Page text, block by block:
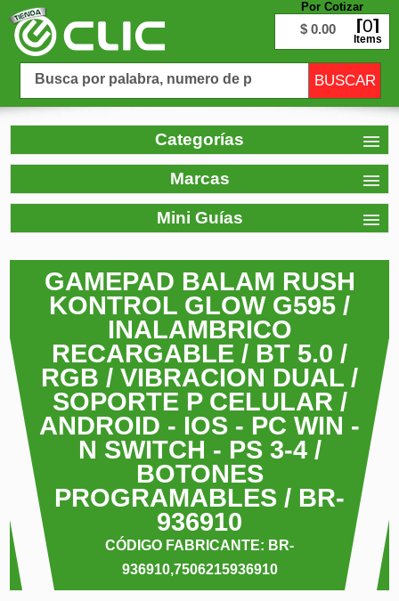
Por Cotizar
$ 0.00 0
Items
Categorías
Marcas
Mini Guías
GAMEPAD BALAM RUSH
KONTROL GLOW G595 /
INALAMBRICO
RECARGABLE / BT 5.0 /
RGB / VIBRACION DUAL /
SOPORTE P CELULAR /
ANDROID - IOS - PC WIN -
N SWITCH - PS 3-4 /
BOTONES
PROGRAMABLES / BR-
936910
CÓDIGO FABRICANTE: BR-
936910,7506215936910